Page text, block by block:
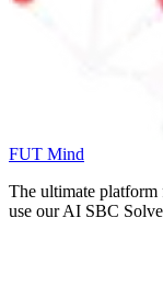
FUT Mind
The ultimate
use our AI SBC